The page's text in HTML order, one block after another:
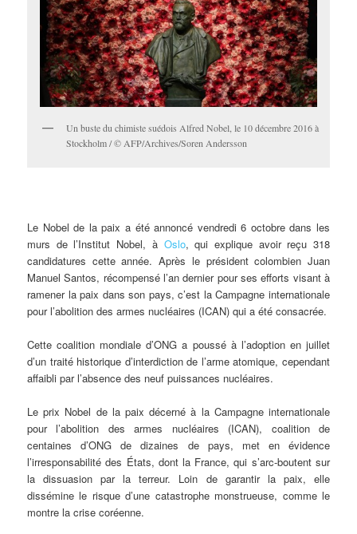
Un buste du chimiste suédois Alfred Nobel, le 10 décembre 2016 à
Stockholm / © AFP/Archives/Soren Andersson
Le Nobel de la paix a été annoncé vendredi 6 octobre dans les
murs de l’Institut Nobel, à Oslo, qui explique avoir reçu 318
candidatures cette année. Après le président colombien Juan
Manuel Santos, récompensé l’an dernier pour ses efforts visant à
ramener la paix dans son pays, c’est la Campagne internationale
pour l’abolition des armes nucléaires (ICAN) qui a été consacrée.
Cette coalition mondiale d’ONG a poussé à l’adoption en juillet
d’un traité historique d’interdiction de l’arme atomique, cependant
affaibli par l’absence des neuf puissances nucléaires.
Le prix Nobel de la paix décerné à la Campagne internationale
pour l’abolition des armes nucléaires (ICAN), coalition de
centaines d’ONG de dizaines de pays, met en évidence
l’irresponsabilité des États, dont la France, qui s’arc-boutent sur
la dissuasion par la terreur. Loin de garantir la paix, elle
dissémine le risque d’une catastrophe monstrueuse, comme le
montre la crise coréenne.